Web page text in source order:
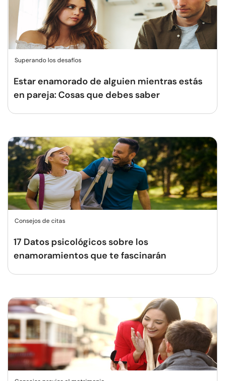
Superando los desafíos
Estar enamorado de alguien mientras estás
en pareja: Cosas que debes saber
Consejos de citas
17 Datos psicológicos sobre los
enamoramientos que te fascinarán